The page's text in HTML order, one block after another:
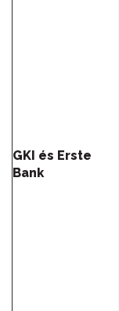
GKI és Erste
Bank